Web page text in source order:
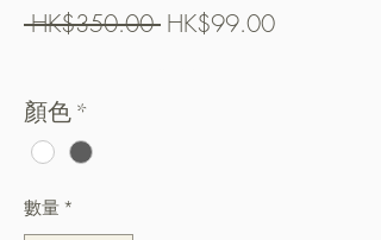
HK$350.00 一
HK$99.00促
顏色 *
數量 *